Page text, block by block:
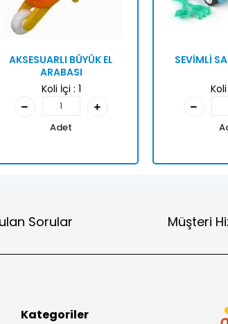
AKSESUARLI BÜYÜK EL
ARABASI
Koli İçi : 1
Adet
SEVİMLİ
Sorular Müşteri
Kategoriler